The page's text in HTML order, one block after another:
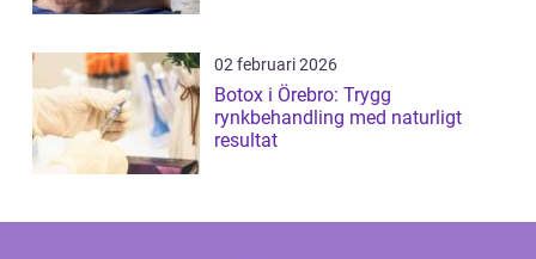
02 februari 2026
Botox i Örebro: Trygg
rynkbehandling med naturligt
resultat